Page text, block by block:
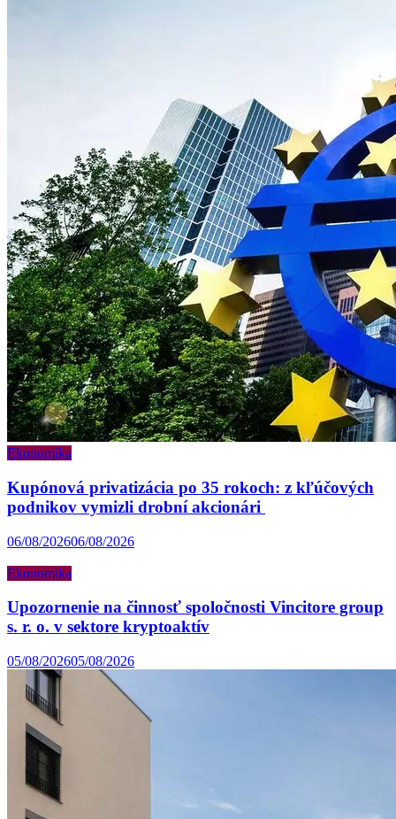
Ekonomika
Kupónová privatizácia po 35 rokoch: z kľúčových
podnikov vymizli drobní akcionári
06/08/202606/08/2026
Ekonomika
Upozornenie na činnosť spoločnosti Vincitore group
s. r. o. v sektore kryptoaktív
05/08/202605/08/2026